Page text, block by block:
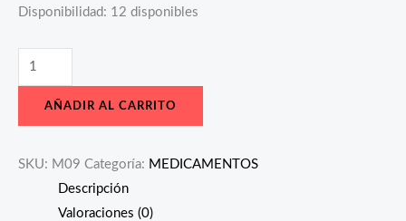
Disponibilidad: 12 disponibles
AÑADIR AL CARRITO
SKU: M09 Categoría: MEDICAMENTOS
Descripción
Valoraciones (0)